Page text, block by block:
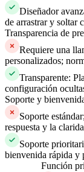
Diseñador
de arrastrar y soltar
Transparencia de
Requiere una
personalizados;
Transparente:
configuración
Soporte y
Soporte
respuesta y la
Soporte
bienvenida rápida y
Función